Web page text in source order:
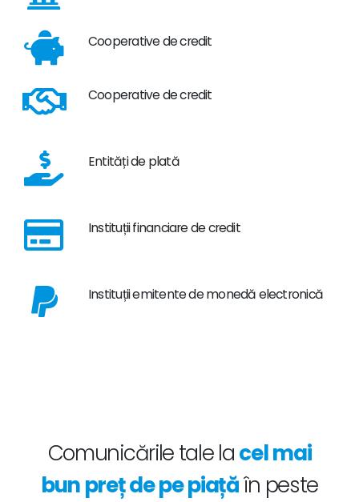
Cooperative de credit
Cooperative de credit
Entități de plată
Instituții financiare de credit
Instituții emitente de monedă electronică
Comunicările tale lacel mai
bun preț de pe piațăîn peste